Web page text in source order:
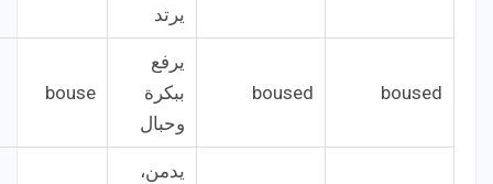
يرتد
boused
boused
يرفع
ببكرة
وحبال
bouse
يدمن،